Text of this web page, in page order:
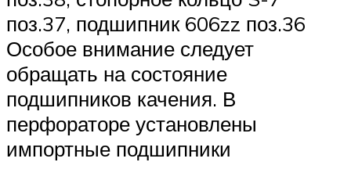
поз.37, подшипник 606zz поз.36
Особое внимание следует
обращать на состояние
подшипников качения. В
перфораторе установлены
импортные подшипники